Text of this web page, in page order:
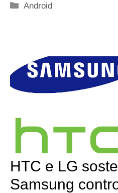
Categorie
Android
HTC e LG
Samsung